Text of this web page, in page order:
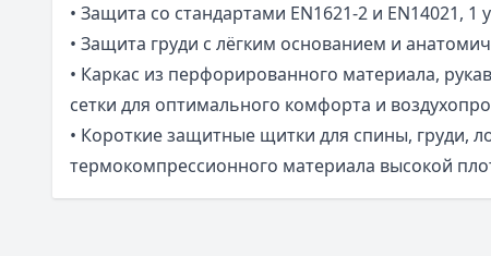
• Защита со стандартами EN1621-2 и EN14021, 1
• Защита груди с лёгким основанием и
• Каркас из перфорированного материала,
сетки для оптимального комфорта и
• Короткие защитные щитки для спины, груди,
термокомпрессионного материала высокой